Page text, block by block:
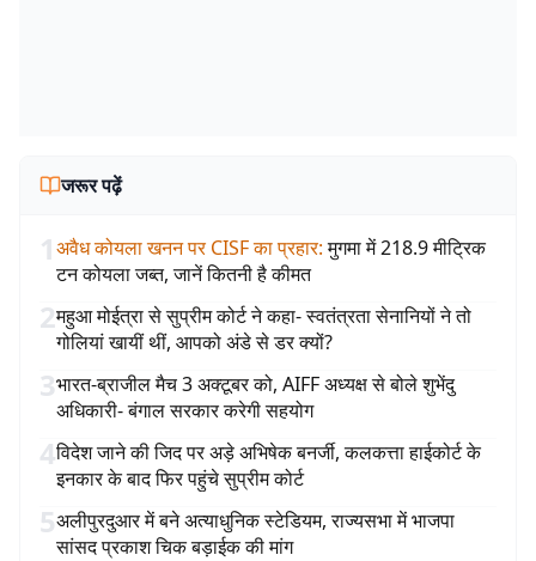
जरूर पढ़ें
1अवैध कोयला खनन पर CISF का प्रहार: मुगमा में 218.9 मीट्रिक
टन कोयला जब्त, जानें कितनी है कीमत
2महुआ मोईत्रा से सुप्रीम कोर्ट ने कहा- स्वतंत्रता सेनानियों ने तो
गोलियां खायीं थीं, आपको अंडे से डर क्यों?
3भारत-ब्राजील मैच 3 अक्टूबर को, AIFF अध्यक्ष से बोले शुभेंदु
अधिकारी- बंगाल सरकार करेगी सहयोग
4विदेश जाने की जिद पर अड़े अभिषेक बनर्जी, कलकत्ता हाईकोर्ट के
इनकार के बाद फिर पहुंचे सुप्रीम कोर्ट
5अलीपुरदुआर में बने अत्याधुनिक स्टेडियम, राज्यसभा में भाजपा
सांसद प्रकाश चिक बड़ाईक की मांग